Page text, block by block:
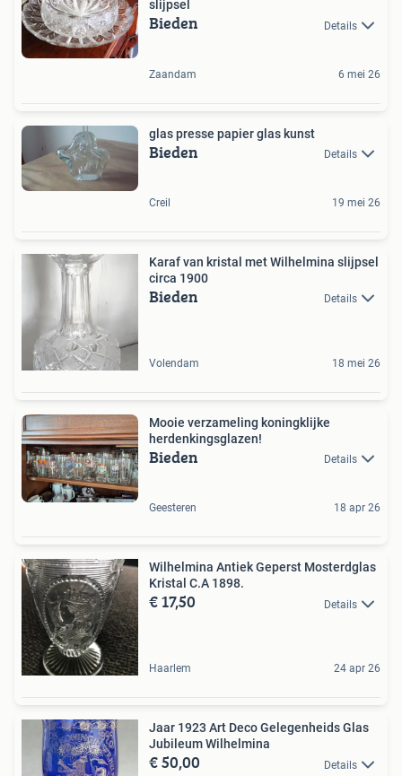
slijpsel
Bieden Details
Zaandam 6 mei 26
glas presse papier glas kunst
Bieden Details
Creil 19 mei 26
Karaf van kristal met Wilhelmina slijpsel
circa 1900
Bieden Details
Volendam 18 mei 26
Mooie verzameling koningklijke
herdenkingsglazen!
Bieden Details
Geesteren 18 apr 26
Wilhelmina Antiek Geperst Mosterdglas
Kristal C.A 1898.
€ 17,50 Details
Haarlem 24 apr 26
Jaar 1923 Art Deco Gelegenheids Glas
Jubileum Wilhelmina
€ 50,00 Details